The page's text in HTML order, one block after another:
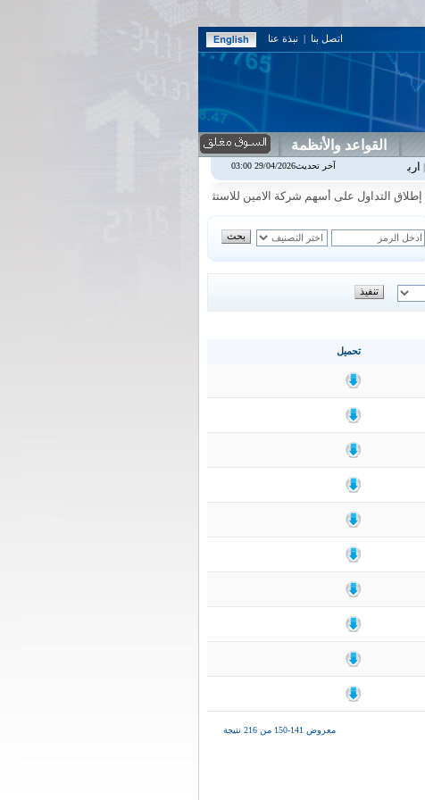
اتصل بنا | نبذة عنا
القواعد والأنظمة
0.00%
0.00%
|اسفنج1.87
التداول على أسهم شركة الامين للاستثمار المالي في جلسة الاحد الموافق 2026/8/9
تحميل
معروض 141-150 من 216 نتيجة